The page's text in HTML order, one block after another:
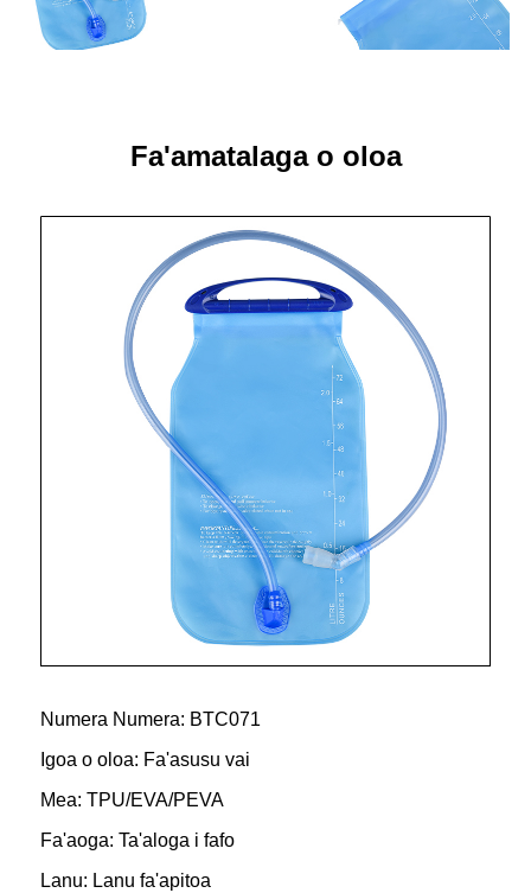
Fa'amatalaga o oloa
Numera Numera: BTC071
Igoa o oloa: Fa'asusu vai
Mea: TPU/EVA/PEVA
Fa'aoga: Ta'aloga i fafo
Lanu: Lanu fa'apitoa